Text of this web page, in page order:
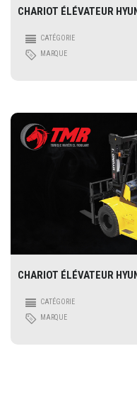
CHARIOT ÉLÉVATEUR
CATÉGORIE
MARQUE
CHARIOT ÉLÉVATEUR
CATÉGORIE
MARQUE